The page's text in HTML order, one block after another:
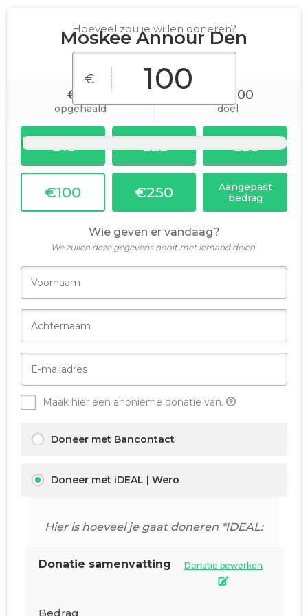
Moskee Annour Den
Haag
€90
opgehaald
€10.000
doel
Hoeveel zou je willen doneren?
€
€10 €25 €50
€100 €250
Aangepast
bedrag
Wie geven er vandaag?
We zullen deze gegevens nooit met iemand delen.
Maak hier een anonieme donatie van.
Doneer met Bancontact
Doneer met iDEAL | Wero
Hier is hoeveel je gaat doneren *IDEAL:
Donatie samenvatting Donatie bewerken
Bedrag